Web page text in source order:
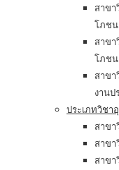
สาขา
โภชน
สาขา
โภชน
สาข
งานป
ประเภทวิชา
สาขา
สาขา
สาขา